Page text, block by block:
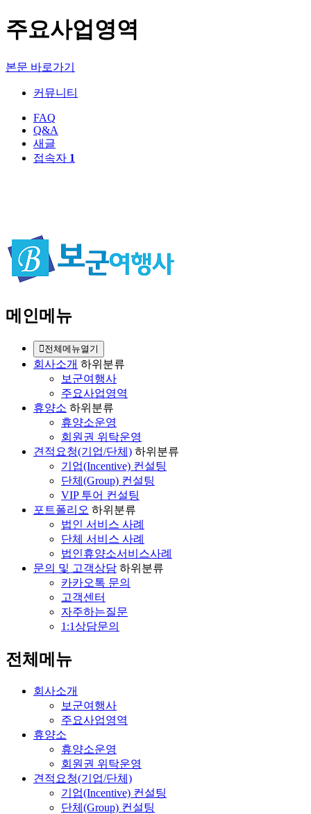
주요사업영역
본문 바로가기
커뮤니티
FAQ
Q&A
새글
접속자 1
메인메뉴
전체메뉴열기
회사소개 하위분류
보군여행사
주요사업영역
휴양소 하위분류
휴양소운영
회원권 위탁운영
견적요청(기업/단체) 하위분류
기업(Incentive) 컨설팅
단체(Group) 컨설팅
VIP 투어 컨설팅
포트폴리오 하위분류
법인 서비스 사례
단체 서비스 사례
법인휴양소서비스사례
문의 및 고객상담 하위분류
카카오톡 문의
고객센터
자주하는질문
1:1상담문의
전체메뉴
회사소개
보군여행사
주요사업영역
휴양소
휴양소운영
회원권 위탁운영
견적요청(기업/단체)
기업(Incentive) 컨설팅
단체(Group) 컨설팅